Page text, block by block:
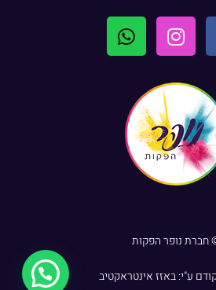
חברת נופר הפקות
ע"י:באזז אינטראקטיב